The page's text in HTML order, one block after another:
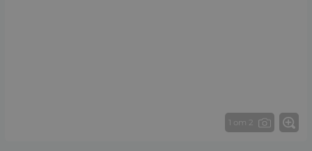
1 от 2